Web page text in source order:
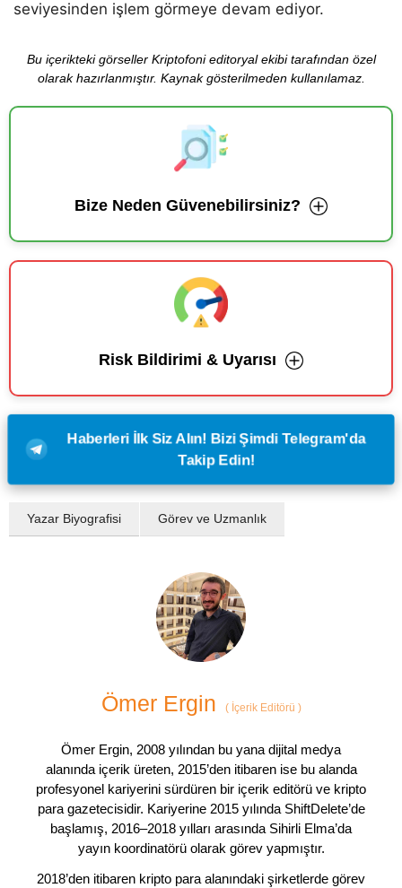
seviyesinden işlem görmeye devam ediyor.
Bu içerikteki görseller Kriptofoni editoryal ekibi tarafından özel
olarak hazırlanmıştır. Kaynak gösterilmeden kullanılamaz.
Bize Neden Güvenebilirsiniz?
Risk Bildirimi & Uyarısı
Haberleri İlk Siz Alın! Bizi Şimdi Telegram'da
Takip Edin!
Yazar Biyografisi Görev ve Uzmanlık
Ömer Ergin (İçerik Editörü )
Ömer Ergin, 2008 yılından bu yana dijital medya
alanında içerik üreten, 2015’den itibaren ise bu alanda
profesyonel kariyerini sürdüren bir içerik editörü ve kripto
para gazetecisidir. Kariyerine 2015 yılında ShiftDelete’de
başlamış, 2016–2018 yılları arasında Sihirli Elma’da
yayın koordinatörü olarak görev yapmıştır.
2018’den itibaren kripto para alanındaki şirketlerde görev